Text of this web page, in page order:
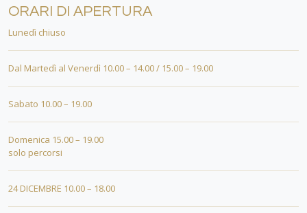
ORARI DI APERTURA
Lunedì chiuso
Dal Martedì al Venerdì 10.00 – 14.00 / 15.00 – 19.00
Sabato 10.00 – 19.00
Domenica 15.00 – 19.00
solo percorsi
24 DICEMBRE 10.00 – 18.00